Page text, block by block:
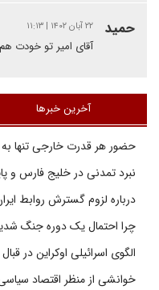
حمید ۲۲ آبان ۱۴۰۲ | ۱۱:۱۳
آقای امیر تو خودت
آخرین خبرها
حضور هر قدرت خارجی تنها
نبرد تمدنی در خلیج فارس و
درباره لزوم گسترش روابط
چرا احتمال یک دوره جنگ
الگوی اسرائیلی اوکراین در قبال
خوانشی از منظر اقتصاد